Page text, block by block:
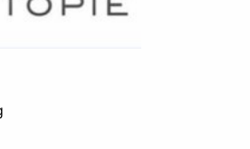
– zwar nicht durch